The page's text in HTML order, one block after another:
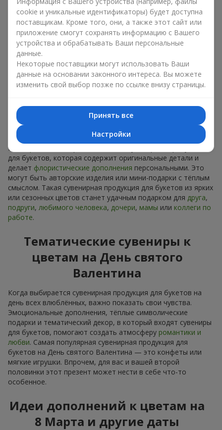
Сувениры к букетам на разные
праздники
Праздник задаёт настроение, а сувенирная продукция для
букетов его подчёркивает. Именно поэтому сувениры к
цветам часто выбирают с учётом даты и события. В нашем
ассортименте найдётся сувенирная продукция для букетов,
которая подойдёт к любому празднику и может быть
рассчитана на любой бюджет.
Сувенирная продукция к
букетам на День рождения
К
для букетов, которая содержит оригинальные детали и
делает флористические дополнения персональными. Это
могут быть авторские изделия или мини-подарки с тёплым
смыслом. Такая сувенирная продукция для букетов из ярких
или сезонных цветов станет удачным подарком для друга,
подруги, любимого человека, дочери, мамы или коллеги по
работе.
Тематические сувениры к
цветам на День святого
Валентина
Когда выбирается сувенирная продукция для букетов на
день всех влюблённых, важно показать свои чувства.
Эмоциональные дополнения, тёплые символические
подарки и тематический декор, в который входят сувениры
для букетов, помогают создать атмосферу романтики и
любви. Самая популярная сувенирная продукция для
букетов на День святого Валентина — это конфеты или
мягкие игрушки. Впрочем, для вас и вашей второй
половинки этот презент может нести в себе что-то
особенное.
Идеи дополнений к цветам на
8 Марта и другие даты
cookie и уникальные идентификаторы) будет доступна
поставщикам. Кроме того, они, а также этот сайт или
приложение смогут сохранять информацию с Вашего
устройства и обрабатывать Ваши персональные
данные.
Некоторые поставщики могут использовать Ваши
данные на основании законного интереса. Вы можете
изменить свой выбор позже по ссылке внизу страницы.
Принять все
Настройки